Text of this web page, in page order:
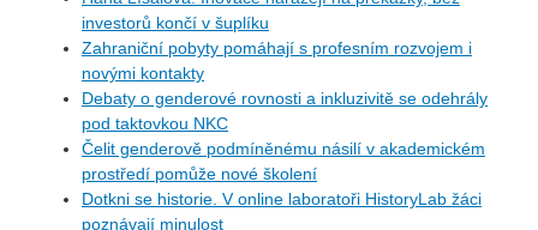
investorů končí v šuplíku
Zahraniční pobyty pomáhají s profesním rozvojem i
novými kontakty
Debaty o genderové rovnosti a inkluzivitě se odehrály
pod taktovkou NKC
Čelit genderově podmíněnému násilí v akademickém
prostředí pomůže nové školení
Dotkni se historie. V online laboratoři HistoryLab žáci
poznávají minulost